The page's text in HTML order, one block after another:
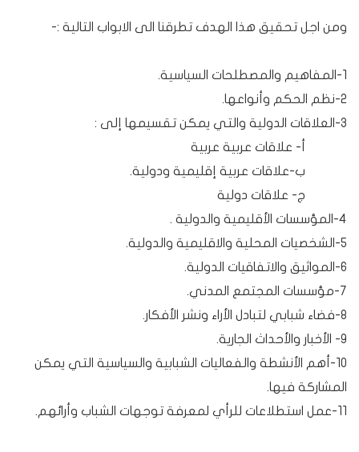
ومن اجل تحقيق هذا الهدف تطرقنا الى الابواب التالية :-
1-المفاهيم والمصطلحات السياسية.
2-نظم الحكم وأنواعها.
3-العلاقات الدولية والتي يمكن تقسيمها إلى :
أ‌- علاقات عربية عربية
ب‌-علاقات عربية إقليمية ودولية.
ج‌- علاقات دولية
4-المؤسسات الأقليمية والدولية .
5-الشخصيات المحلية والاقليمية والدولية.
6-المواثيق والاتفاقيات الدولية.
7-مؤسسات المجتمع المدني.
8-فضاء شبابي لتبادل الأراء ونشر الأفكار.
9- الأخبار والأحداث الجارية.
10-أهم الأنشطة والفعاليات الشبابية والسياسية التي يمكن
المشاركة فيها.
11-عمل استطلاعات للرأي لمعرفة توجهات الشباب وأرائهم.